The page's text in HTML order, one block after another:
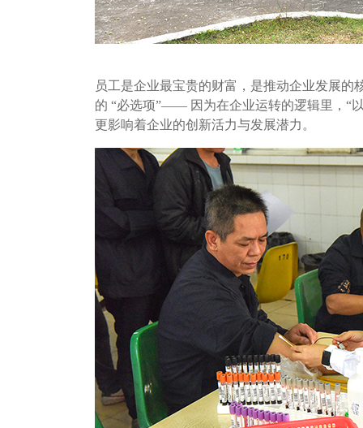
员工是企业最宝贵的财富，是推动企业发展
的 “必选项”—— 因为在企业运转的逻辑里，“
更影响着企业的创新活力与发展潜力。